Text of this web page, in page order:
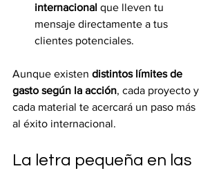
internacional que lleven tu
mensaje directamente a tus
clientes potenciales.
Aunque existen distintos límites de
gasto según la acción, cada proyecto y
cada material te acercará un paso más
al éxito internacional.
La letra pequeña en las